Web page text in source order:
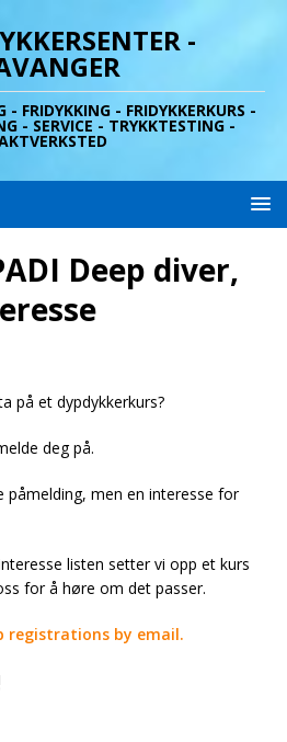
-
- FRIDYKKING - FRIDYKKERKURS -
- SERVICE - TRYKKTESTING -
Deep diver,
på et dypdykkerkurs?
deg på.
påmelding, men en interesse for
listen setter vi opp et kurs
for å høre om det passer.
registrations by email.